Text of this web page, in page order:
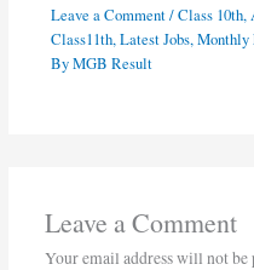
Leave a Comment /Class 10th,
Class11th,Latest Jobs,Monthly
ByMGB Result
Leave a Comment
Your email address will not be